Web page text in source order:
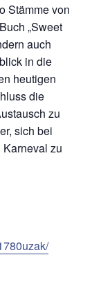
Stämme von
„Sweet
auch
in die
heutigen
die
zu
sich bei
Karneval zu